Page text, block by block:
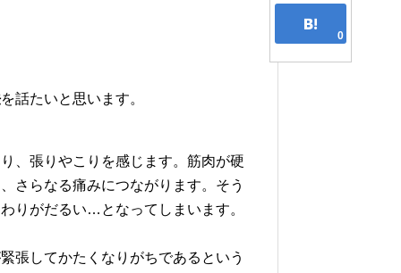
0
を話たいと思います。
、張りやこりを感じます。筋肉が硬
さらなる痛みにつながります。そう
りがだるい…となってしまいます。
張してかたくなりがちであるという